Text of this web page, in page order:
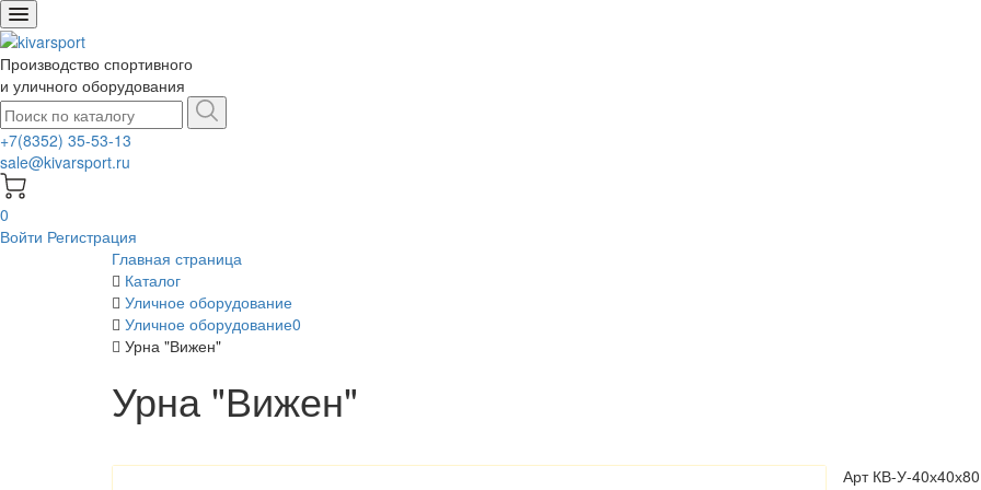
Производство спортивного
и уличного оборудования
+7(8352) 35-53-13
sale@kivarsport.ru
0
Войти Регистрация
Главная страница
Каталог
Уличное оборудование
Уличное оборудование0
Урна "Вижен"
Урна "Вижен"
Арт КВ-У-